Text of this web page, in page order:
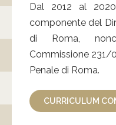
Dal 2012 al
componente del
di Roma,
Commissione 231/
Penale di Roma.
CURRICULUM